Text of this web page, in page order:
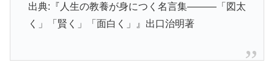
出典:『人生の教養が身につく名言集―――「図太
く」「賢く」「面白く」』出口治明著